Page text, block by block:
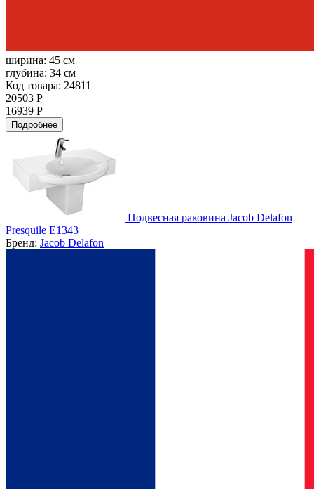
ширина: 45 см
глубина: 34 см
Код товара: 24811
20503 Р
16939 Р
Подробнее
Подвесная раковина Jacob Delafon
Presquile E1343
Бренд: Jacob Delafon